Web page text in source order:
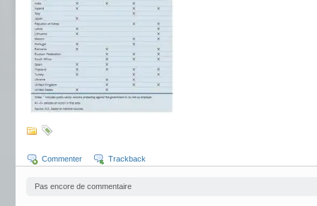
Commenter Trackback
Pas encore de commentaire